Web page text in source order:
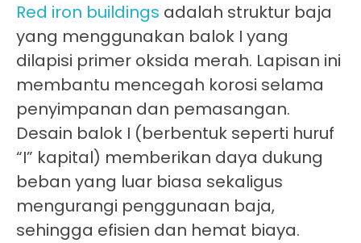
Red iron buildings adalah struktur baja
yang menggunakan balok I yang
dilapisi primer oksida merah. Lapisan ini
membantu mencegah korosi selama
penyimpanan dan pemasangan.
Desain balok I (berbentuk seperti huruf
“I” kapital) memberikan daya dukung
beban yang luar biasa sekaligus
mengurangi penggunaan baja,
sehingga efisien dan hemat biaya.